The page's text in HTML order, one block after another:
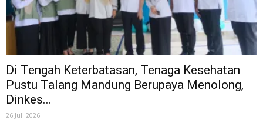
Di Tengah Keterbatasan, Tenaga Kesehatan
Pustu Talang Mandung Berupaya Menolong,
Dinkes...
26 Juli 2026